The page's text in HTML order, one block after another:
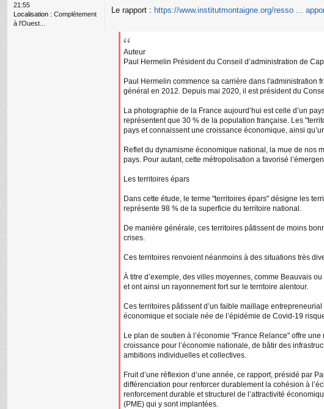
21:55
Localisation : Complètement
à l'Ouest...
Le rapport : https://www.institutmontaigne.org/resso ...
Auteur
Paul Hermelin Président du Conseil d’administration de
Paul Hermelin commence sa carrière dans l'administration
général en 2012. Depuis mai 2020, il est président du
La photographie de la France aujourd’hui est celle d’un
représentent que 30 % de la population française. Les
pays et connaissent une croissance économique, ainsi
Reflet du dynamisme économique national, la mue de nos
pays. Pour autant, cette métropolisation a favorisé
Les territoires épars
Dans cette étude, le terme "territoires épars" désigne les
représente 98 % de la superficie du territoire national.
De manière générale, ces territoires pâtissent de moins
crises.
Ces territoires renvoient néanmoins à des situations très
À titre d’exemple, des villes moyennes, comme Beauvais
et ont ainsi un rayonnement fort sur le territoire alentour.
Ces territoires pâtissent d’un faible maillage
économique et sociale née de l’épidémie de Covid-19
Le plan de soutien à l’économie "France Relance" offre
croissance pour l’économie nationale, de bâtir des
ambitions individuelles et collectives.
Fruit d’une réflexion d’une année, ce rapport, présidé par
différenciation pour renforcer durablement la cohésion à
renforcement durable et structurel de l’attractivité
(PME) qui y sont implantées.